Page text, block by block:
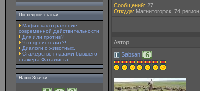
Последние статьи
Мафия как отражение
современной действительности
Для или против?
Что происходит?!
Диалоги о животных.
Стажерство глазами бывшего
стажера Фаталиста
Наши Значки
Сообщений: 27
Откуда: Магнитогорск, 74 регион
Автор
Sabsan